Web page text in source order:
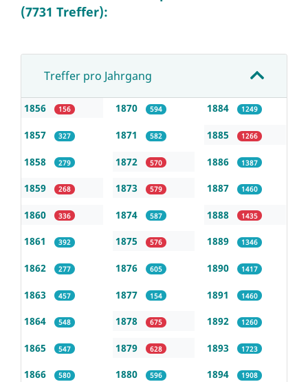
(7731 Treffer):
Treffer pro Jahrgang
1856 156
1857 327
1858 279
1859 268
1860 336
1861 392
1862 277
1863 457
1864 548
1865 547
1866 580
1870 594
1871 582
1872 570
1873 579
1874 587
1875 576
1876 605
1877 154
1878 675
1879 628
1880 596
1884 1249
1885 1266
1886 1387
1887 1460
1888 1435
1889 1346
1890 1417
1891 1460
1892 1260
1893 1723
1894 1908